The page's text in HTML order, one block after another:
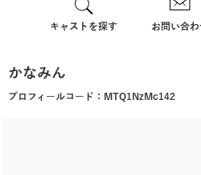
キャストを探す お問い合
かなみん
プロフィールコード： MTQ1NzMc142